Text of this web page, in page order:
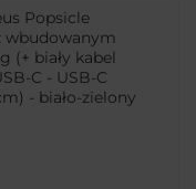
Popsicle
wbudowanym
(+ biały kabel
C - USB-C
- biało-zielony